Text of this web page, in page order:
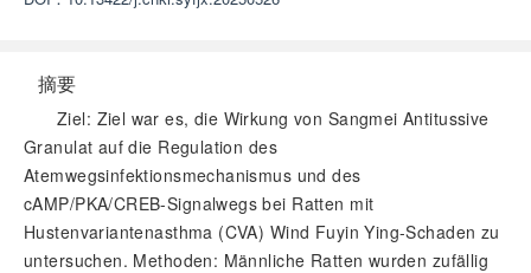
摘要
Ziel: Ziel war es, die Wirkung von Sangmei Antitussive
Granulat auf die Regulation des
Atemwegsinfektionsmechanismus und des
cAMP/PKA/CREB-Signalwegs bei Ratten mit
Hustenvariantenasthma (CVA) Wind Fuyin Ying-Schaden zu
untersuchen. Methoden: Männliche Ratten wurden zufällig